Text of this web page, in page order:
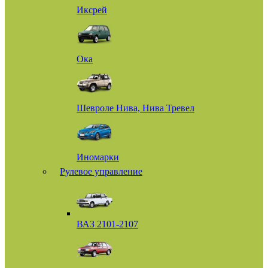
Иксрей
Ока
Шевроле Нива, Нива Тревел
Иномарки
Рулевое управление
ВАЗ 2101-2107